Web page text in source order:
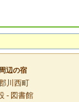
辺の宿
川西町
- 図書館